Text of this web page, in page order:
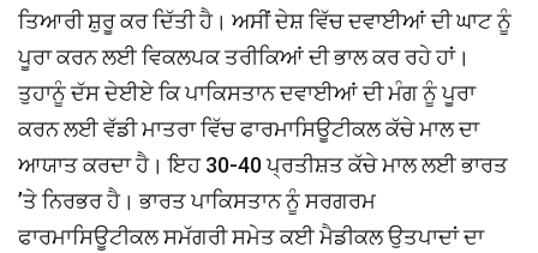
ਤਿਆਰੀ ਸ਼ੁਰੂ ਕਰ ਦਿੱਤੀ ਹੈ। ਅਸੀਂ ਦੇਸ਼ ਵਿੱਚ ਦਵਾਈਆਂ ਦੀ ਘਾਟ ਨੂੰ
ਪੂਰਾ ਕਰਨ ਲਈ ਵਿਕਲਪਕ ਤਰੀਕਿਆਂ ਦੀ ਭਾਲ ਕਰ ਰਹੇ ਹਾਂ।
ਤੁਹਾਨੂੰ ਦੱਸ ਦੇਈਏ ਕਿ ਪਾਕਿਸਤਾਨ ਦਵਾਈਆਂ ਦੀ ਮੰਗ ਨੂੰ ਪੂਰਾ
ਕਰਨ ਲਈ ਵੱਡੀ ਮਾਤਰਾ ਵਿੱਚ ਫਾਰਮਾਸਿਊਟੀਕਲ ਕੱਚੇ ਮਾਲ ਦਾ
ਆਯਾਤ ਕਰਦਾ ਹੈ। ਇਹ 30-40 ਪ੍ਰਤੀਸ਼ਤ ਕੱਚੇ ਮਾਲ ਲਈ ਭਾਰਤ
’ਤੇ ਨਿਰਭਰ ਹੈ। ਭਾਰਤ ਪਾਕਿਸਤਾਨ ਨੂੰ ਸਰਗਰਮ
ਫਾਰਮਾਸਿਊਟੀਕਲ ਸਮੱਗਰੀ ਸਮੇਤ ਕਈ ਮੈਡੀਕਲ ਉਤਪਾਦਾਂ ਦਾ